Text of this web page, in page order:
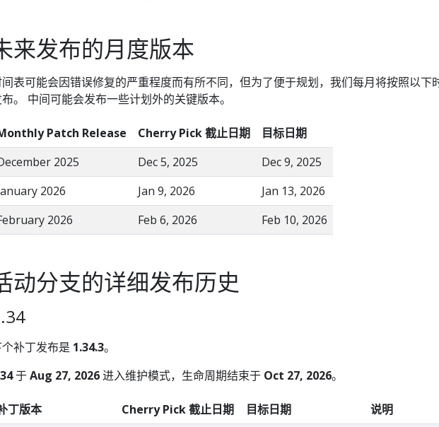
来发布的月度版本
间表可能会因错误修复的严重程度而有所不同，但为了便于规划，我们每月将按照以下
。 中间可能会发布一些计划外的关键版本。
Patch Release Cherry Pick 截止日期
目标日期
2025
Dec 5, 2025
Dec 9, 2025
2026
Jan 9, 2026
Jan 13, 2026
2026
Feb 6, 2026 Feb 10, 2026
动分支的详细发布历史
补丁发布是 1.34.3。
于Aug 27, 2026进入维护模式，生命周期结束于 Oct 27, 2026。
丁版本 Cherry Pick 截止日期 目标日期
说明